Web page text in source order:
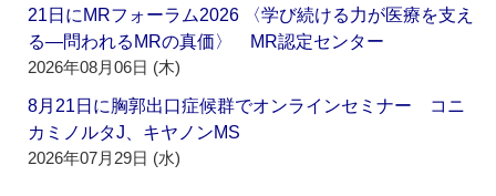
21日にMRフォーラム2026 〈学び続ける力が医療を支え
る―問われるMRの真価〉 MR認定センター
2026年08月06日 (木)
8月21日に胸郭出口症候群でオンラインセミナー コニ
カミノルタJ、キヤノンMS
2026年07月29日 (水)